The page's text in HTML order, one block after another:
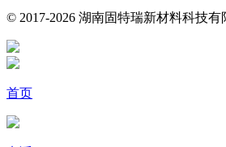
© 2017-2026 湖南固特瑞新材料科技
首页